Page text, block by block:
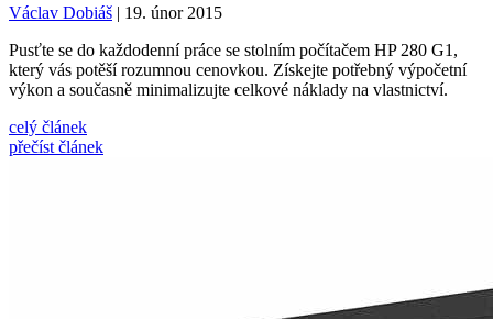
Václav Dobiáš | 19. únor 2015
Pusťte se do každodenní práce se stolním počítačem HP 280 G1,
který vás potěší rozumnou cenovkou. Získejte potřebný výpočetní
výkon a současně minimalizujte celkové náklady na vlastnictví.
celý článek
přečíst článek